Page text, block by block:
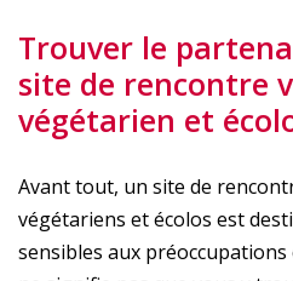
Trouver le
site de rencontre
végétarien et
Avant tout, un site de
végétariens et écolos est
sensibles aux